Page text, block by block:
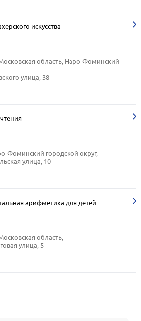
искусства
область, Наро-Фоминский
улица, 38
Фоминский городской округ,
улица, 10
арифметика для детей
область,
улица, 5